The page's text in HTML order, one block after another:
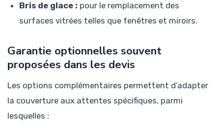
Bris de glace : pour le remplacement des
surfaces vitrées telles que fenêtres et miroirs.
Garantie optionnelles souvent
proposées dans les devis
Les options complémentaires permettent d’adapter
la couverture aux attentes spécifiques, parmi
lesquelles :